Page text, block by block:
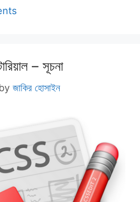
– সূচনা
by জাকির হোসাইন